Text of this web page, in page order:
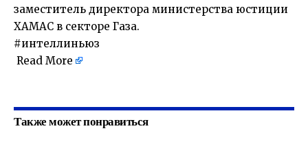
заместитель директора министерства юстиции
ХАМАС в секторе Газа.
#интеллиньюз
Read More
Также может понравиться